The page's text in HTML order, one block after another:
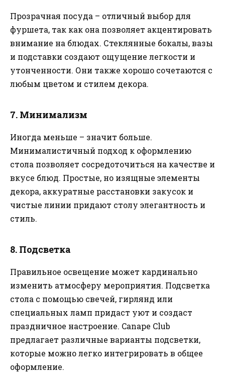
Прозрачная посуда – отличный выбор для
фуршета, так как она позволяет акцентировать
внимание на блюдах. Стеклянные бокалы, вазы
и подставки создают ощущение легкости и
утонченности. Они также хорошо сочетаются с
любым цветом и стилем декора.
7. Минимализм
Иногда меньше – значит больше.
Минималистичный подход к оформлению
стола позволяет сосредоточиться на качестве и
вкусе блюд. Простые, но изящные элементы
декора, аккуратные расстановки закусок и
чистые линии придают столу элегантность и
стиль.
8. Подсветка
Правильное освещение может кардинально
изменить атмосферу мероприятия. Подсветка
стола с помощью свечей, гирлянд или
специальных ламп придаст уют и создаст
праздничное настроение. Canape Club
предлагает различные варианты подсветки,
которые можно легко интегрировать в общее
оформление.